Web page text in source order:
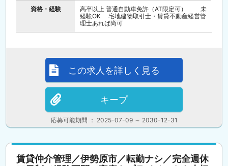
資格・経験
高卒以上 普通自動車免許（AT限定可） 未
経験OK 宅地建物取引士・賃貸不動産経営管
理士あれば尚可
応募可能期間 ： 2025-07-09 ～ 2030-12-31
この求人を詳しく見る
キープ
賃貸仲介管理／伊勢原市／転勤ナシ／完全週休